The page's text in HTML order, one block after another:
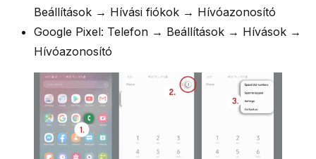
Beállítások → Hívási fiókok → Hívóazonosító
Google Pixel: Telefon → Beállítások → Hívások →
Hívóazonosító